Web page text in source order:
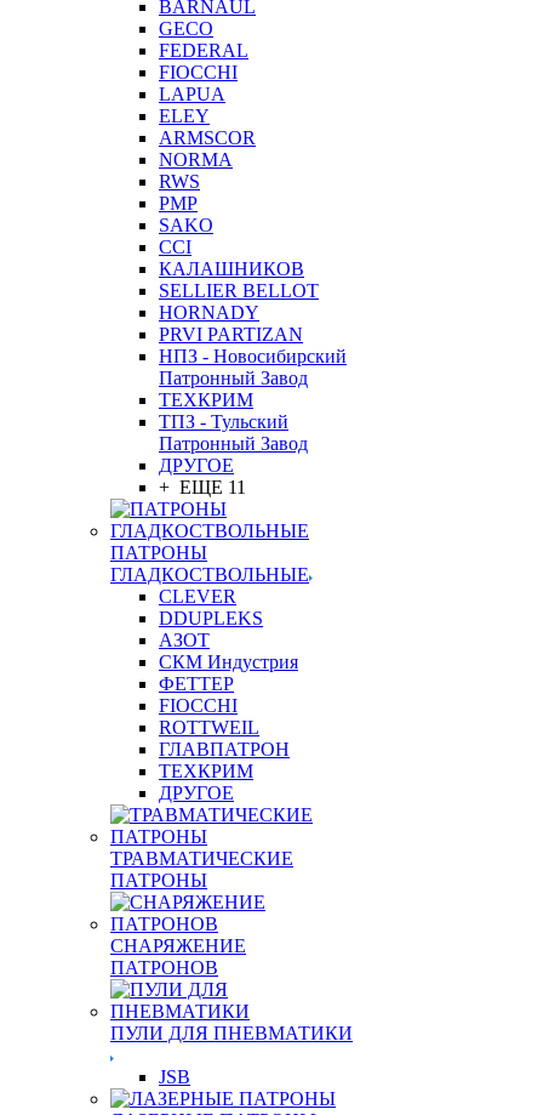
BARNAUL
GEСO
FEDERAL
FIOCCHI
LAPUA
ELEY
ARMSCOR
NORMA
RWS
PMP
SAKO
CCI
КАЛАШНИКОВ
SELLIER BELLOT
HORNADY
PRVI PARTIZAN
НПЗ - Новосибирский
Патронный Завод
ТЕХКРИМ
ТПЗ - Тульский
Патронный Завод
ДРУГОЕ
+ ЕЩЕ 11
ПАТРОНЫ
ГЛАДКОСТВОЛЬНЫЕ
CLEVER
DDUPLEKS
АЗОТ
СКМ Индустрия
ФЕТТЕР
FIOCCHI
ROTTWEIL
ГЛАВПАТРОН
ТЕХКРИМ
ДРУГОЕ
ТРАВМАТИЧЕСКИЕ
ПАТРОНЫ
СНАРЯЖЕНИЕ
ПАТРОНОВ
ПУЛИ ДЛЯ ПНЕВМАТИКИ
JSB